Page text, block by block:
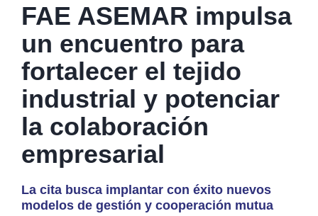
FAE ASEMAR impulsa
un encuentro para
fortalecer el tejido
industrial y potenciar
la colaboración
empresarial
La cita busca implantar con éxito nuevos
modelos de gestión y cooperación mutua